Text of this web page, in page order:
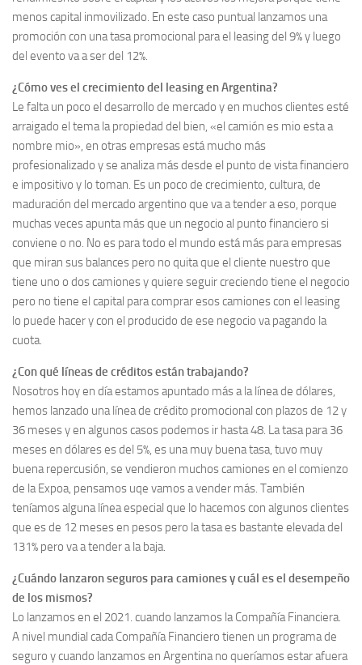
menos capital inmovilizado. En este caso puntual lanzamos una
promoción con una tasa promocional para el leasing del 9% y luego
del evento va a ser del 12%.
¿Cómo ves el crecimiento del leasing en Argentina?
Le falta un poco el desarrollo de mercado y en muchos clientes esté
arraigado el tema la propiedad del bien, «el camión es mio esta a
nombre mio», en otras empresas está mucho más
profesionalizado y se analiza más desde el punto de vista financiero
e impositivo y lo toman. Es un poco de crecimiento, cultura, de
maduración del mercado argentino que va a tender a eso, porque
muchas veces apunta más que un negocio al punto financiero si
conviene o no. No es para todo el mundo está más para empresas
que miran sus balances pero no quita que el cliente nuestro que
tiene uno o dos camiones y quiere seguir creciendo tiene el negocio
pero no tiene el capital para comprar esos camiones con el leasing
lo puede hacer y con el producido de ese negocio va pagando la
cuota.
¿Con qué líneas de créditos están trabajando?
Nosotros hoy en día estamos apuntado más a la línea de dólares,
hemos lanzado una línea de crédito promocional con plazos de 12 y
36 meses y en algunos casos podemos ir hasta 48. La tasa para 36
meses en dólares es del 5%, es una muy buena tasa, tuvo muy
buena repercusión, se vendieron muchos camiones en el comienzo
de la Expoa, pensamos uqe vamos a vender más. También
teníamos alguna línea especial que lo hacemos con algunos clientes
que es de 12 meses en pesos pero la tasa es bastante elevada del
131% pero va a tender a la baja.
¿Cuándo lanzaron seguros para camiones y cuál es el desempeño
de los mismos?
Lo lanzamos en el 2021. cuando lanzamos la Compañía Financiera.
A nivel mundial cada Compañía Financiero tienen un programa de
seguro y cuando lanzamos en Argentina no queríamos estar afuera